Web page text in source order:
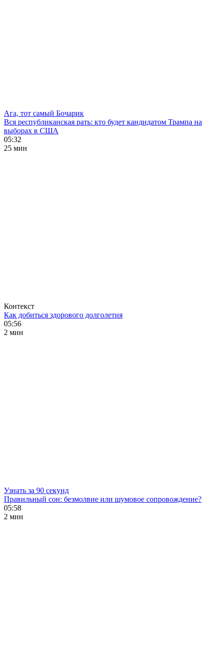
Ага, тот самый Бочарик
Вся республиканская рать: кто будет кандидатом Трампа на
выборах в США
05:32
25 мин
Контекст
Как добиться здорового долголетия
05:56
2 мин
Узнать за 90 секунд
Правильный сон: безмолвие или шумовое сопровождение?
05:58
2 мин